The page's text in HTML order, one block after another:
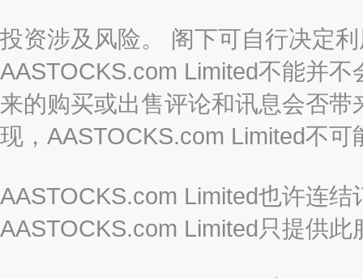
投资涉及风险。 阁下可自行决定
AASTOCKS.com Limited不能并
来的购买或出售评论和讯息会否
现，AASTOCKS.com Limited不
AASTOCKS.com Limited也许连
AASTOCKS.com Limited只提供